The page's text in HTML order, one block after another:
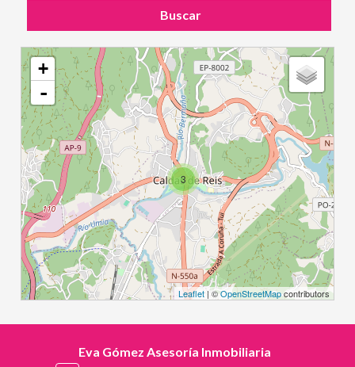
Buscar
3
+
-
Leaflet| ©OpenStreetMapcontributors
Eva Gómez Asesoría Inmobiliaria